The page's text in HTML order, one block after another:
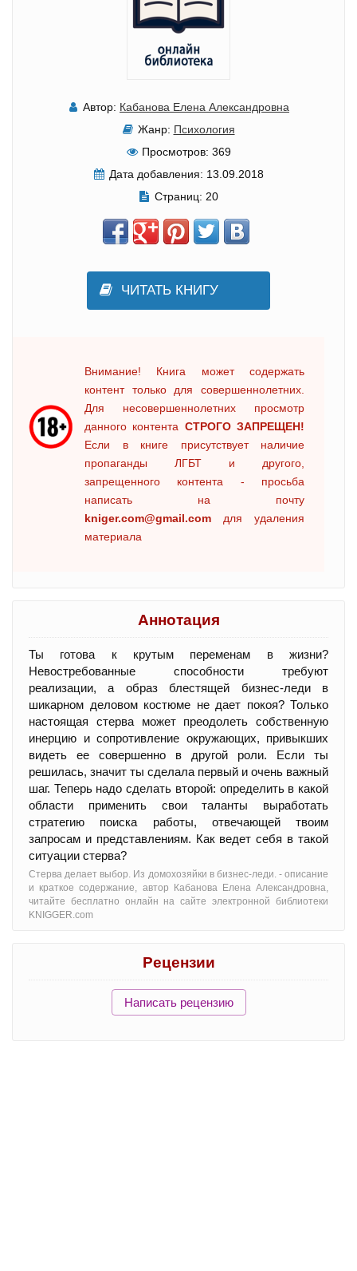
Автор: Кабанова Елена Александровна
Жанр: Психология
Просмотров: 369
Дата добавления: 13.09.2018
Страниц: 20
ЧИТАТЬ КНИГУ
Внимание! Книга может содержать
контент только для совершеннолетних.
Для несовершеннолетних просмотр
данного контента СТРОГО ЗАПРЕЩЕН!
Если в книге присутствует наличие
пропаганды ЛГБТ и другого,
запрещенного контента - просьба
написать на почту
kniger.com@gmail.com для удаления
материала
Аннотация
Ты готова к крутым переменам в жизни?
Невостребованные способности требуют
реализации, а образ блестящей бизнес-леди в
шикарном деловом костюме не дает покоя? Только
настоящая стерва может преодолеть собственную
инерцию и сопротивление окружающих, привыкших
видеть ее совершенно в другой роли. Если ты
решилась, значит ты сделала первый и очень важный
шаг. Теперь надо сделать второй: определить в какой
области применить свои таланты выработать
стратегию поиска работы, отвечающей твоим
запросам и представлениям. Как ведет себя в такой
ситуации стерва?
Стерва делает выбор. Из домохозяйки в бизнес-леди. - oписание
и краткое содержание, автор Кабанова Елена Александровна,
читайте бесплатно онлайн на сайте электронной библиотеки
KNIGGER.com
Рецензии
Написать рецензию